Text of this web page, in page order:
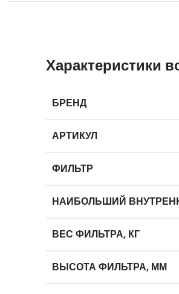
Характеристики
БРЕНД
АРТИКУЛ
ФИЛЬТР
НАИБОЛЬШИЙ
ВЕС ФИЛЬТРА, КГ
ВЫСОТА ФИЛЬТРА, ММ